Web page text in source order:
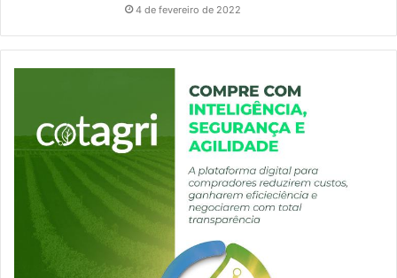
4 de fevereiro de 2022